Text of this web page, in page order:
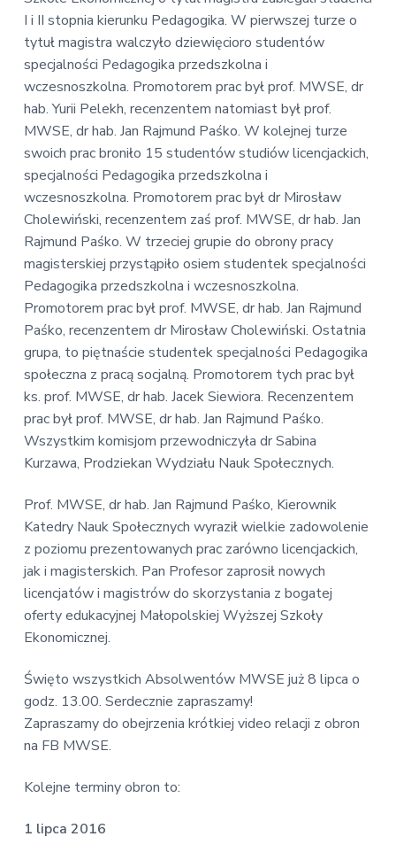
E
k
o
n
o
m
i
c
z
n
a
I i II stopnia kierunku Pedagogika. W pierwszej turze o
tytuł magistra walczyło dziewięcioro studentów
specjalności Pedagogika przedszkolna i
wczesnoszkolna. Promotorem prac był prof. MWSE, dr
hab. Yurii Pelekh, recenzentem natomiast był prof.
MWSE, dr hab. Jan Rajmund Paśko. W kolejnej turze
swoich prac broniło 15 studentów studiów licencjackich,
specjalności Pedagogika przedszkolna i
wczesnoszkolna. Promotorem prac był dr Mirosław
Cholewiński, recenzentem zaś prof. MWSE, dr hab. Jan
Rajmund Paśko. W trzeciej grupie do obrony pracy
magisterskiej przystąpiło osiem studentek specjalności
Pedagogika przedszkolna i wczesnoszkolna.
Promotorem prac był prof. MWSE, dr hab. Jan Rajmund
Paśko, recenzentem dr Mirosław Cholewiński. Ostatnia
grupa, to piętnaście studentek specjalności Pedagogika
społeczna z pracą socjalną. Promotorem tych prac był
ks. prof. MWSE, dr hab. Jacek Siewiora. Recenzentem
prac był prof. MWSE, dr hab. Jan Rajmund Paśko.
Wszystkim komisjom przewodniczyła dr Sabina
Kurzawa, Prodziekan Wydziału Nauk Społecznych.
Prof. MWSE, dr hab. Jan Rajmund Paśko, Kierownik
Katedry Nauk Społecznych wyraził wielkie zadowolenie
z poziomu prezentowanych prac zarówno licencjackich,
jak i magisterskich. Pan Profesor zaprosił nowych
licencjatów i magistrów do skorzystania z bogatej
oferty edukacyjnej Małopolskiej Wyższej Szkoły
Ekonomicznej.
Święto wszystkich Absolwentów MWSE już 8 lipca o
godz. 13.00. Serdecznie zapraszamy!
Zapraszamy do obejrzenia krótkiej video relacji z obron
na FB MWSE.
Kolejne terminy obron to:
1 lipca 2016